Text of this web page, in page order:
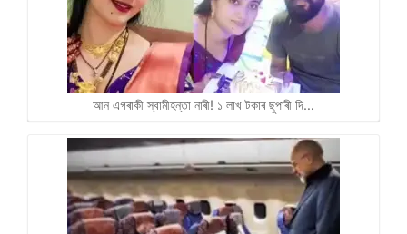
আন এগৰাকী স্বামীহন্তা নাৰী! ১ লাখ টকাৰ ছুপাৰী দি…